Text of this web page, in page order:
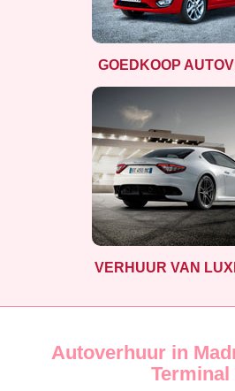
GOEDKOOP
VERHUUR VAN
Autoverhuur in
Terminal